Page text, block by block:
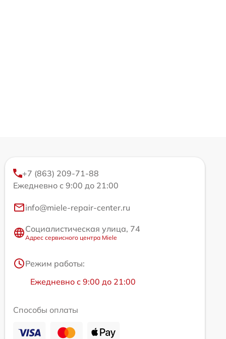
+7 (863) 209-71-88
Ежедневно с 9:00 до 21:00
info@miele-repair-center.ru
Социалистическая улица, 74
Адрес сервисного центра Miele
Режим работы:
Ежедневно с 9:00 до 21:00
Способы оплаты